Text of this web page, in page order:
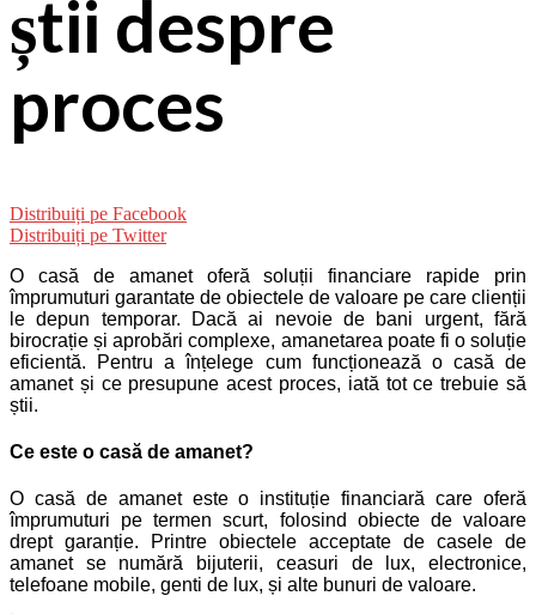
știi despre
proces
Distribuiți pe Facebook
Distribuiți pe Twitter
O casă de amanet oferă soluții financiare rapide prin
împrumuturi garantate de obiectele de valoare pe care clienții
le depun temporar. Dacă ai nevoie de bani urgent, fără
birocrație și aprobări complexe, amanetarea poate fi o soluție
eficientă. Pentru a înțelege cum funcționează o casă de
amanet și ce presupune acest proces, iată tot ce trebuie să
știi.
Ce este o casă de amanet?
O casă de amanet este o instituție financiară care oferă
împrumuturi pe termen scurt, folosind obiecte de valoare
drept garanție. Printre obiectele acceptate de casele de
amanet se numără bijuterii, ceasuri de lux, electronice,
telefoane mobile, genti de lux, și alte bunuri de valoare.